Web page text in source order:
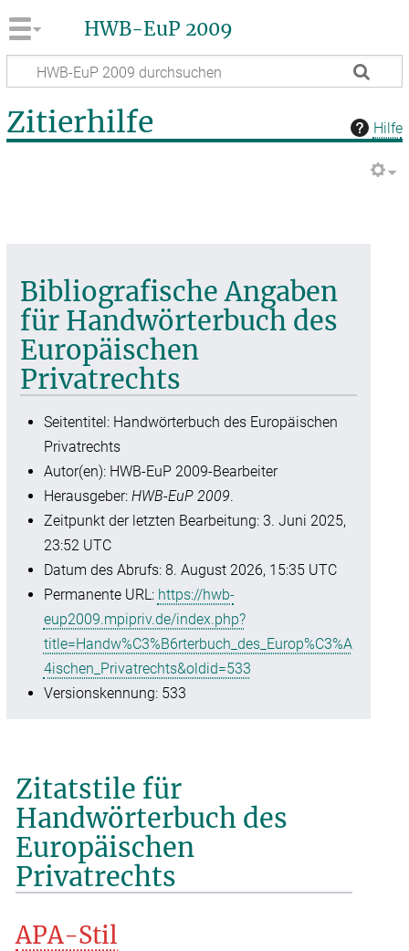
HWB-EuP 2009
Hilfe
Zitierhilfe
Bibliografische Angaben
für Handwörterbuch des
Europäischen
Privatrechts
Seitentitel: Handwörterbuch des Europäischen
Privatrechts
Autor(en): HWB-EuP 2009-Bearbeiter
Herausgeber: HWB-EuP 2009.
Zeitpunkt der letzten Bearbeitung: 3. Juni 2025,
23:52 UTC
Datum des Abrufs: 8. August 2026, 15:35 UTC
Permanente URL: https://hwb-
eup2009.mpipriv.de/index.php?
title=Handw%C3%B6rterbuch_des_Europ%C3%A
4ischen_Privatrechts&oldid=533
Versionskennung: 533
Zitatstile für
Handwörterbuch des
Europäischen
Privatrechts
APA-Stil